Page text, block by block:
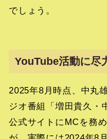
でしょう。
YouTube活動に尽
2025年8月時点、中丸
ジオ番組「増田貴久・
公式サイトにMCを務